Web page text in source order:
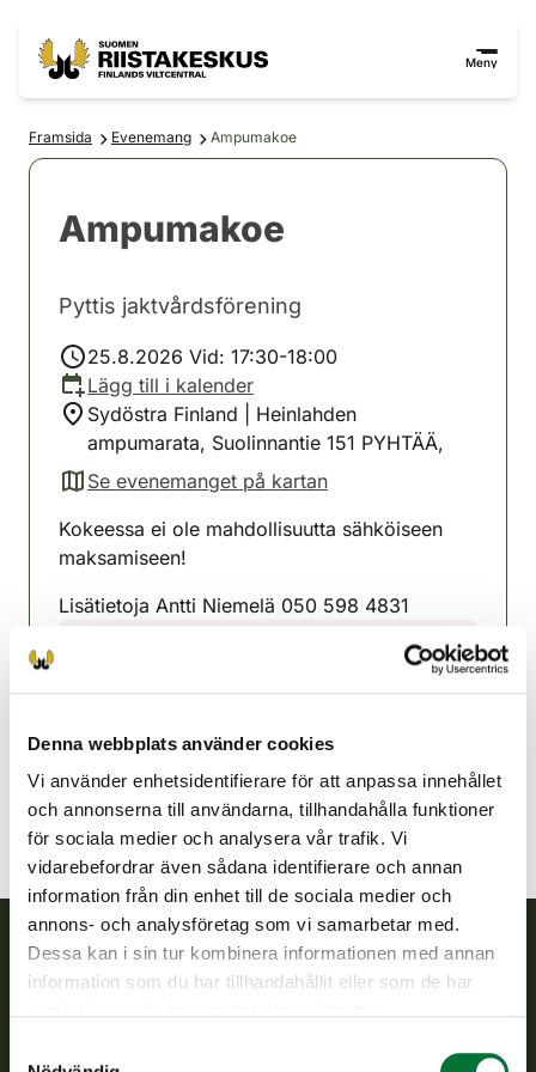
Denna webbplats använder cookies
Vi använder enhetsidentifierare för att anpassa innehållet
och annonserna till användarna, tillhandahålla funktioner
för sociala medier och analysera vår trafik. Vi
vidarebefordrar även sådana identifierare och annan
information från din enhet till de sociala medier och
annons- och analysföretag som vi samarbetar med.
Dessa kan i sin tur kombinera informationen med annan
information som du har tillhandahållit eller som de har
Meny
Framsida Evenemang Ampumakoe
Ampumakoe
Pyttis jaktvårdsförening
25.8.2026 Vid: 17:30-18:00
Lägg till i kalender
Sydöstra Finland | Heinlahden
ampumarata, Suolinnantie 151 PYHTÄÄ,
Se evenemanget på kartan
(avautuu uuteen välilehteen)
Kokeessa ei ole mahdollisuutta sähköiseen
maksamiseen!
Lisätietoja Antti Niemelä 050 598 4831
Sydöstra Finland
pyhtaa@rhy.riista.fi
Finlands viltcentral
jaktvårdsföreningarnas verksamhet, ser till att viltpolitiken